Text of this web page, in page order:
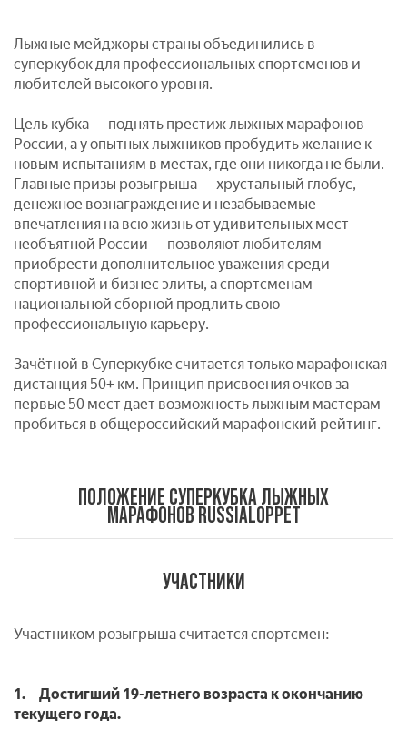
Лыжные мейджоры страны объединились в
суперкубок для профессиональных спортсменов и
любителей высокого уровня.
Цель кубка — поднять престиж лыжных марафонов
России, а у опытных лыжников пробудить желание к
новым испытаниям в местах, где они никогда не были.
Главные призы розыгрыша — хрустальный глобус,
денежное вознаграждение и незабываемые
впечатления на всю жизнь от удивительных мест
необъятной России — позволяют любителям
приобрести дополнительное уважения среди
спортивной и бизнес элиты, а спортсменам
национальной сборной продлить свою
профессиональную карьеру.
Зачётной в Суперкубке считается только марафонская
дистанция 50+ км. Принцип присвоения очков за
первые 50 мест дает возможность лыжным мастерам
пробиться в общероссийский марафонский рейтинг.
ПОЛОЖЕНИЕ СУПЕРКУБКА ЛЫЖНЫХ
МАРАФОНОВ RUSSIALOPPET
УЧАСТНИКИ
Участником розыгрыша считается спортсмен:
1. Достигший 19-летнего возраста к окончанию
текущего года.